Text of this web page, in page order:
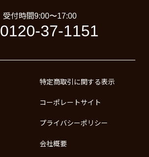
受付時間9:00〜17:00
0120-37-1151
特定商取引に関する表示
コーポレートサイト
プライバシーポリシー
会社概要